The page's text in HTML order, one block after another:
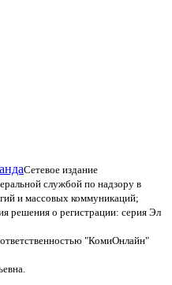
Сетевое издание
службой по надзору в
и массовых коммуникаций;
решения о регистрации: серия Эл
"КомиОнлайн"